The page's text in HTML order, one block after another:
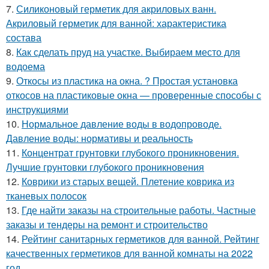
7. Силиконовый герметик для акриловых ванн.
Акриловый герметик для ванной: характеристика
состава
8. Как сделать пруд на участке. Выбираем место для
водоема
9. Откосы из пластика на окна. ? Простая установка
откосов на пластиковые окна — проверенные способы с
инструкциями
10. Нормальное давление воды в водопроводе.
Давление воды: нормативы и реальность
11. Концентрат грунтовки глубокого проникновения.
Лучшие грунтовки глубокого проникновения
12. Коврики из старых вещей. Плетение коврика из
тканевых полосок
13. Где найти заказы на строительные работы. Частные
заказы и тендеры на ремонт и строительство
14. Рейтинг санитарных герметиков для ванной. Рейтинг
качественных герметиков для ванной комнаты на 2022